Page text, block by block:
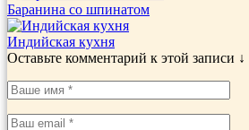
Баранина со шпинатом
Индийская кухня
Оставьте комментарий к этой записи ↓